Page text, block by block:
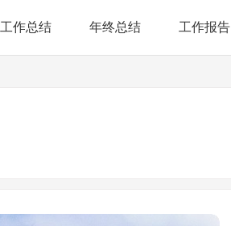
工作总结 年终总结 工作报告